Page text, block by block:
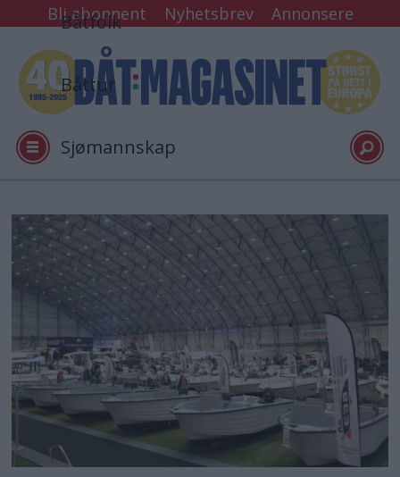
Bli abonnent Nyhetsbrev Annonsere
Båtfolk
Båttur
Sjømannskap
Tester
Arkiv
Video
Logg inn